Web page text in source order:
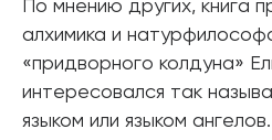
По мнению других, книга
алхимика и
«придворного колдуна»
интересовался так
языком или языком ангелов.